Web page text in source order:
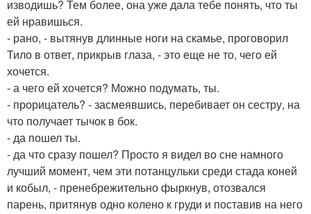
изводишь? Тем более, она уже дала тебе понять, что ты
ей нравишься.
- рано, - вытянув длинные ноги на скамье, проговорил
Тило в ответ, прикрыв глаза, - это еще не то, чего ей
хочется.
- а чего ей хочется? Можно подумать, ты.
- прорицатель? - засмеявшись, перебивает он сестру, на
что получает тычок в бок.
- да пошел ты.
- да что сразу пошел? Просто я видел во сне намного
лучший момент, чем эти потанцульки среди стада коней
и кобыл, - пренебрежительно фыркнув, отозвался
парень, притянув одно колено к груди и поставив на него